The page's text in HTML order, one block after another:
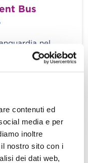
contenuti ed
media e per
inoltre
nostro sito con i
dei dati web,
Bus
nel
devono
flessibilità dei
View more
di AWS